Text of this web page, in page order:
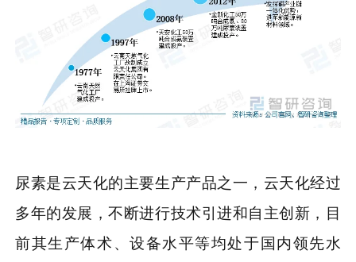
尿素是云天化的主要生产产品之一，云天化经过
多年的发展，不断进行技术引进和自主创新，目
前其生产体术、设备水平等均处于国内领先水